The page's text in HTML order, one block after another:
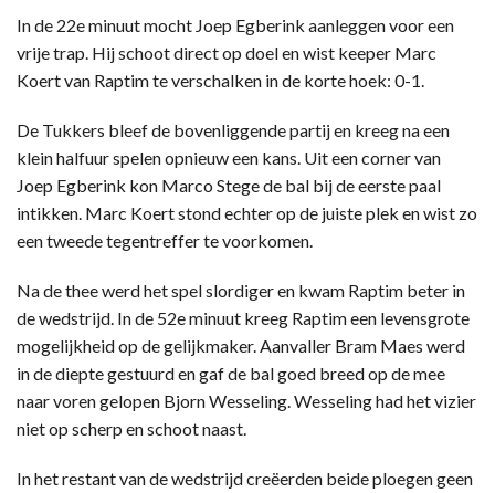
In de 22e minuut mocht Joep Egberink aanleggen voor een
vrije trap. Hij schoot direct op doel en wist keeper Marc
Koert van Raptim te verschalken in de korte hoek: 0-1.
De Tukkers bleef de bovenliggende partij en kreeg na een
klein halfuur spelen opnieuw een kans. Uit een corner van
Joep Egberink kon Marco Stege de bal bij de eerste paal
intikken. Marc Koert stond echter op de juiste plek en wist zo
een tweede tegentreffer te voorkomen.
Na de thee werd het spel slordiger en kwam Raptim beter in
de wedstrijd. In de 52e minuut kreeg Raptim een levensgrote
mogelijkheid op de gelijkmaker. Aanvaller Bram Maes werd
in de diepte gestuurd en gaf de bal goed breed op de mee
naar voren gelopen Bjorn Wesseling. Wesseling had het vizier
niet op scherp en schoot naast.
In het restant van de wedstrijd creëerden beide ploegen geen